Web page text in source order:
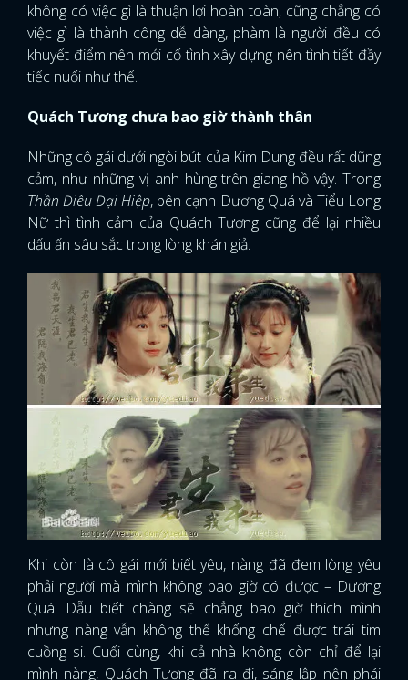
không có việc gì là thuận lợi hoàn toàn, cũng chẳng có
việc gì là thành công dễ dàng, phàm là người đều có
khuyết điểm nên mới cố tình xây dựng nên tình tiết đầy
tiếc nuối như thế.
Quách Tương chưa bao giờ thành thân
Những cô gái dưới ngòi bút của Kim Dung đều rất dũng
cảm, như những vị anh hùng trên giang hồ vậy. Trong
Thần Điêu Đại Hiệp, bên cạnh Dương Quá và Tiểu Long
Nữ thì tình cảm của Quách Tương cũng để lại nhiều
dấu ấn sâu sắc trong lòng khán giả.
Khi còn là cô gái mới biết yêu, nàng đã đem lòng yêu
phải người mà mình không bao giờ có được – Dương
Quá. Dẫu biết chàng sẽ chẳng bao giờ thích mình
nhưng nàng vẫn không thể khống chế được trái tim
cuồng si. Cuối cùng, khi cả nhà không còn chỉ để lại
mình nàng, Quách Tương đã ra đi, sáng lập nên phái